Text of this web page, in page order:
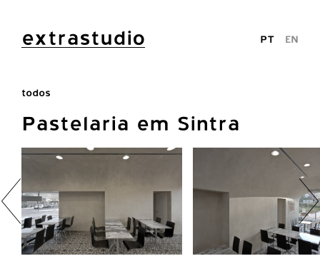
extrastudio PT EN
todos
Pastelaria em Sintra